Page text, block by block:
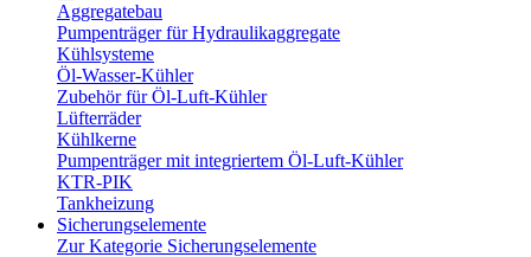
Aggregatebau
Pumpenträger für Hydraulikaggregate
Kühlsysteme
Öl-Wasser-Kühler
Zubehör für Öl-Luft-Kühler
Lüfterräder
Kühlkerne
Pumpenträger mit integriertem Öl-Luft-Kühler
KTR-PIK
Tankheizung
Sicherungselemente
Zur Kategorie Sicherungselemente